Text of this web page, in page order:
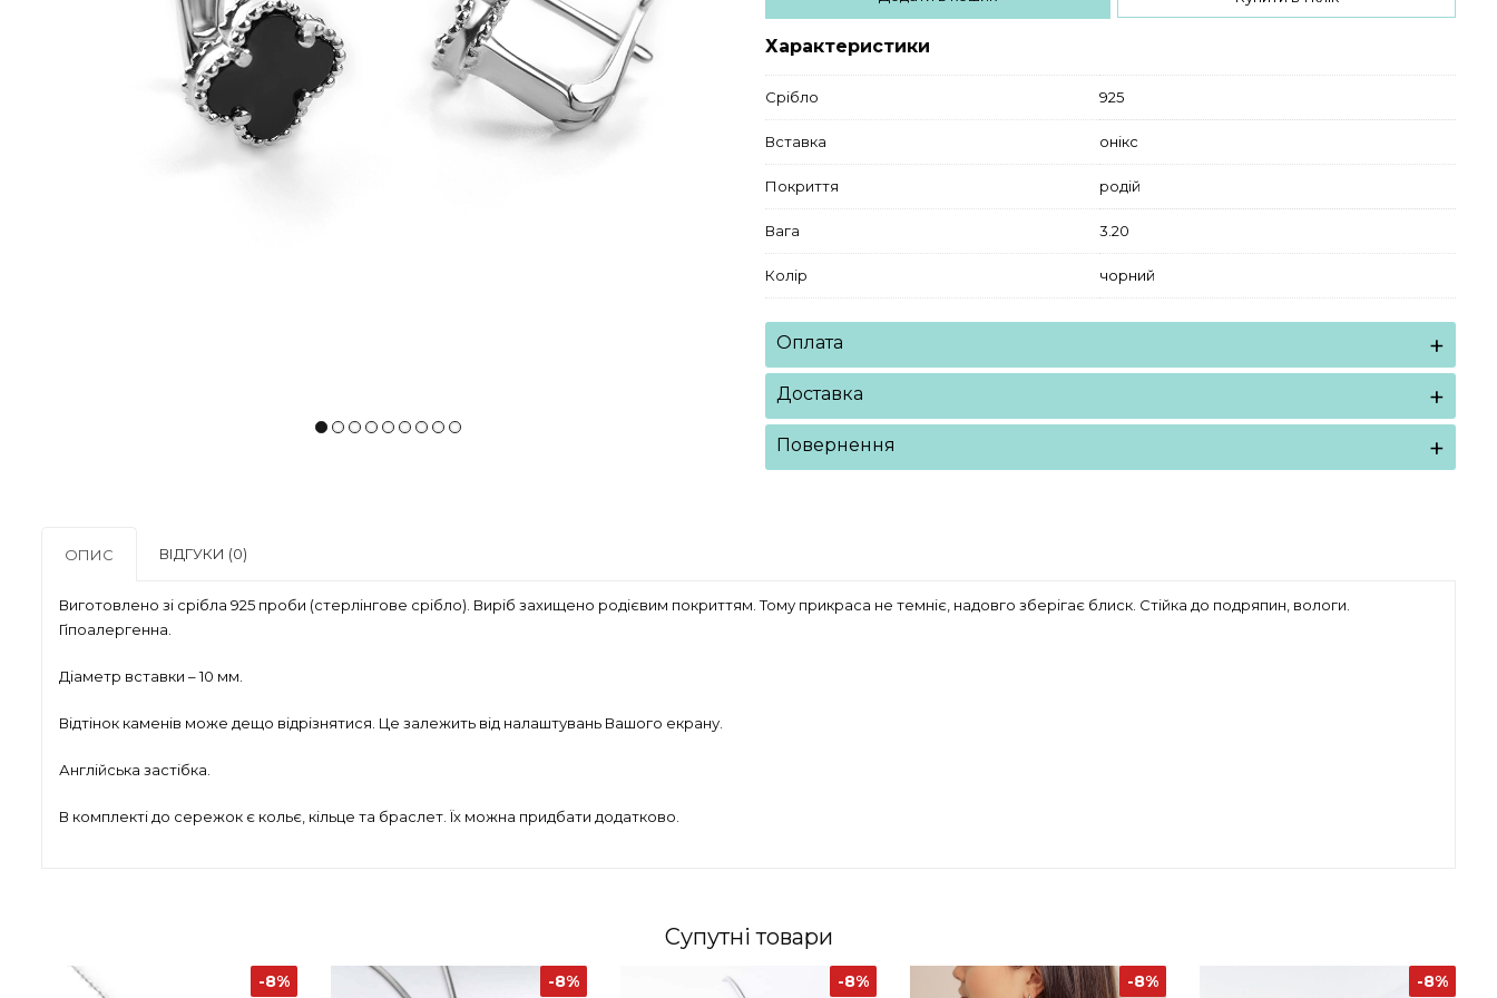
Характеристики
Срібло 925
Вставка онікс
Покриття родій
Вага 3.20
Колір чорний
Оплата
Доставка
Повернення
ОПИС ВІДГУКИ (0)
Виготовлено зі срібла 925 проби (стерлінгове срібло). Виріб захищено родієвим покриттям. Тому прикраса не темніє, надовго зберігає блиск. Стійка до подряпин, вологи.
Гіпоалергенна.
Діаметр вставки – 10 мм.
Відтінок каменів може дещо відрізнятися. Це залежить від налаштувань Вашого екрану.
Англійська застібка.
В комплекті до сережок є кольє, кільце та браслет. Їх можна придбати додатково.
Супутні товари
-8% -8% -8% -8% -8%